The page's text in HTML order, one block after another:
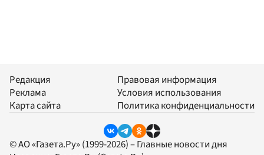
Редакция
Реклама
Карта сайта
Правовая информация
Условия использования
Политика конфиденциальности
© АО «Газета.Ру» (1999-2026) – Главные новости дня